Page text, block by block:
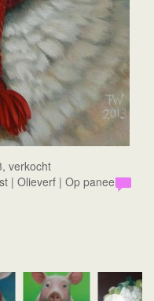
verkocht
| Olieverf | Op paneel